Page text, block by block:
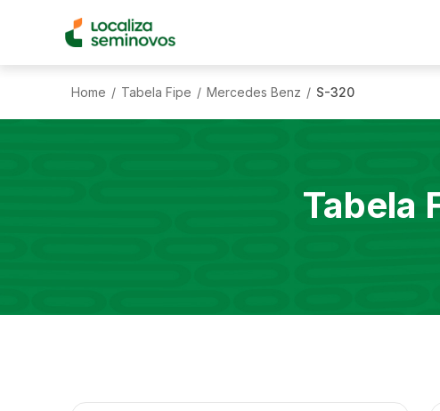
Home / Tabela Fipe / Mercedes Benz / S-320
Tabela